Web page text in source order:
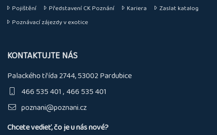
Pojištění
Představení CK Poznání Kariera
Zaslat katalog
Poznávací zájezdy v exotice
KONTAKTUJTE NÁS
Palackého třída 2744, 53002 Pardubice
466 535 401 466 535 401
poznani@poznani.cz
Chcete vedieť, čo je u nás nové?